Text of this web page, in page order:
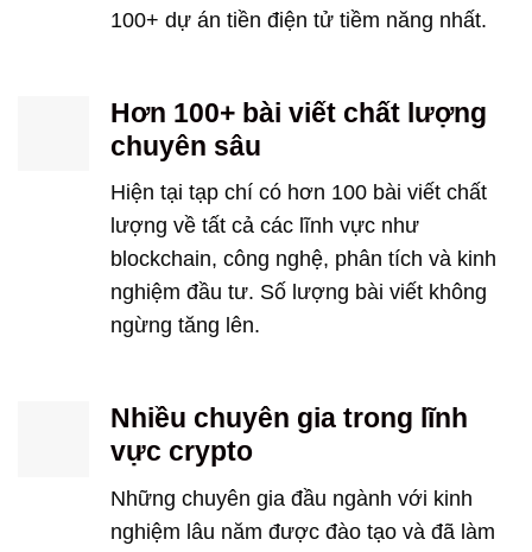
100+ dự án tiền điện tử tiềm năng nhất.
Hơn 100+ bài viết chất lượng
chuyên sâu
Hiện tại tạp chí có hơn 100 bài viết chất
lượng về tất cả các lĩnh vực như
blockchain, công nghệ, phân tích và kinh
nghiệm đầu tư. Số lượng bài viết không
ngừng tăng lên.
Nhiều chuyên gia trong lĩnh
vực crypto
Những chuyên gia đầu ngành với kinh
nghiệm lâu năm được đào tạo và đã làm